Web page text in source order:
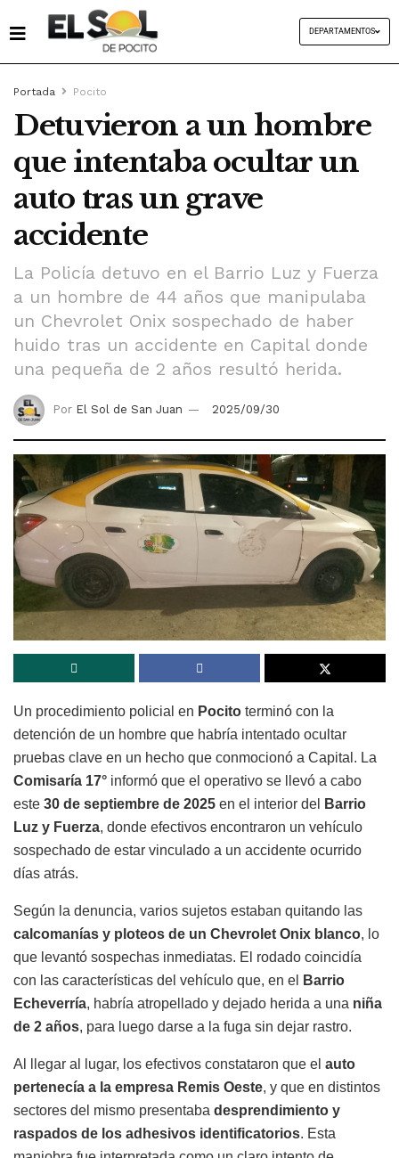
DEPARTAMENTOS
Portada Pocito
Detuvieron a un hombre
que intentaba ocultar un
auto tras un grave
accidente
La Policía detuvo en el Barrio Luz y Fuerza
a un hombre de 44 años que manipulaba
un Chevrolet Onix sospechado de haber
huido tras un accidente en Capital donde
una pequeña de 2 años resultó herida.
Por El Sol de San Juan 2025/09/30
Un procedimiento policial en Pocito terminó con la
detención de un hombre que habría intentado ocultar
pruebas clave en un hecho que conmocionó a Capital. La
Comisaría 17° informó que el operativo se llevó a cabo
este 30 de septiembre de 2025 en el interior del
Barrio
Luz y Fuerza, donde efectivos encontraron un vehículo
sospechado de estar vinculado a un accidente ocurrido
días atrás.
Según la denuncia, varios sujetos estaban quitando las
calcomanías y ploteos de un Chevrolet Onix blanco, lo
que levantó sospechas inmediatas. El rodado coincidía
con las características del vehículo que, en el
Barrio
Echeverría, habría atropellado y dejado herida a una niña
de 2 años, para luego darse a la fuga sin dejar rastro.
Al llegar al lugar, los efectivos constataron que el auto
pertenecía a la empresa Remis Oeste, y que en distintos
sectores del mismo presentaba desprendimiento y
raspados de los adhesivos identificatorios. Esta